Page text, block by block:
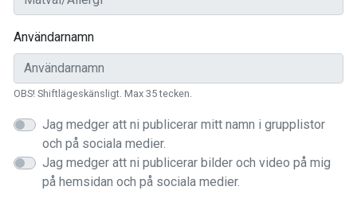
Användarnamn
OBS! Shiftlägeskänsligt. Max 35 tecken.
Jag medger att ni publicerar mitt namn i grupplistor
och på sociala medier.
Jag medger att ni publicerar bilder och video på mig
på hemsidan och på sociala medier.